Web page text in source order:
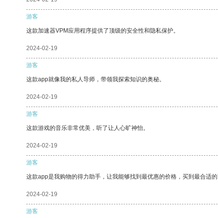
游客
这款加速器VPM应用程序提供了顶级的安全性和隐私保护。
2024-02-19
游客
这款app就像我的私人导师，带领我探索知识的奥秘。
2024-02-19
游客
这款游戏的音乐非常优美，听了让人心旷神怡。
2024-02-19
游客
这款app是我购物的得力助手，让我能够找到最优惠的价格，买到最合适
2024-02-19
游客